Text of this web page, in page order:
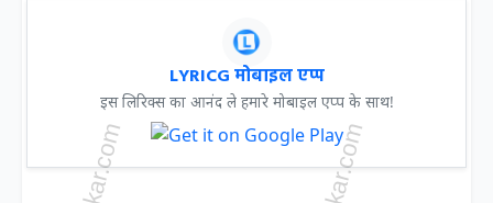
LYRICG मोबाइल एप्प
इस लिरिक्स का आनंद ले हमारे मोबाइल एप्प के साथ!